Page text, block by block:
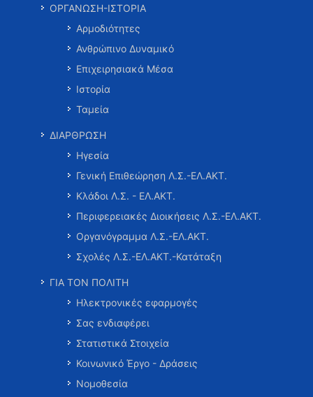
ΟΡΓΑΝΩΣΗ-ΙΣΤΟΡΙΑ
Αρμοδιότητες
Ανθρώπινο Δυναμικό
Επιχειρησιακά Μέσα
Ιστορία
Ταμεία
ΔΙΑΡΘΡΩΣΗ
Ηγεσία
Γενική Επιθεώρηση Λ.Σ.-ΕΛ.ΑΚΤ.
Κλάδοι Λ.Σ. - ΕΛ.ΑΚΤ.
Περιφερειακές Διοικήσεις Λ.Σ.-ΕΛ.ΑΚΤ.
Οργανόγραμμα Λ.Σ.-ΕΛ.ΑΚΤ.
Σχολές Λ.Σ.-ΕΛ.ΑΚΤ.-Κατάταξη
ΓΙΑ ΤΟΝ ΠΟΛΙΤΗ
Ηλεκτρονικές εφαρμογές
Σας ενδιαφέρει
Στατιστικά Στοιχεία
Κοινωνικό Έργο - Δράσεις
Νομοθεσία